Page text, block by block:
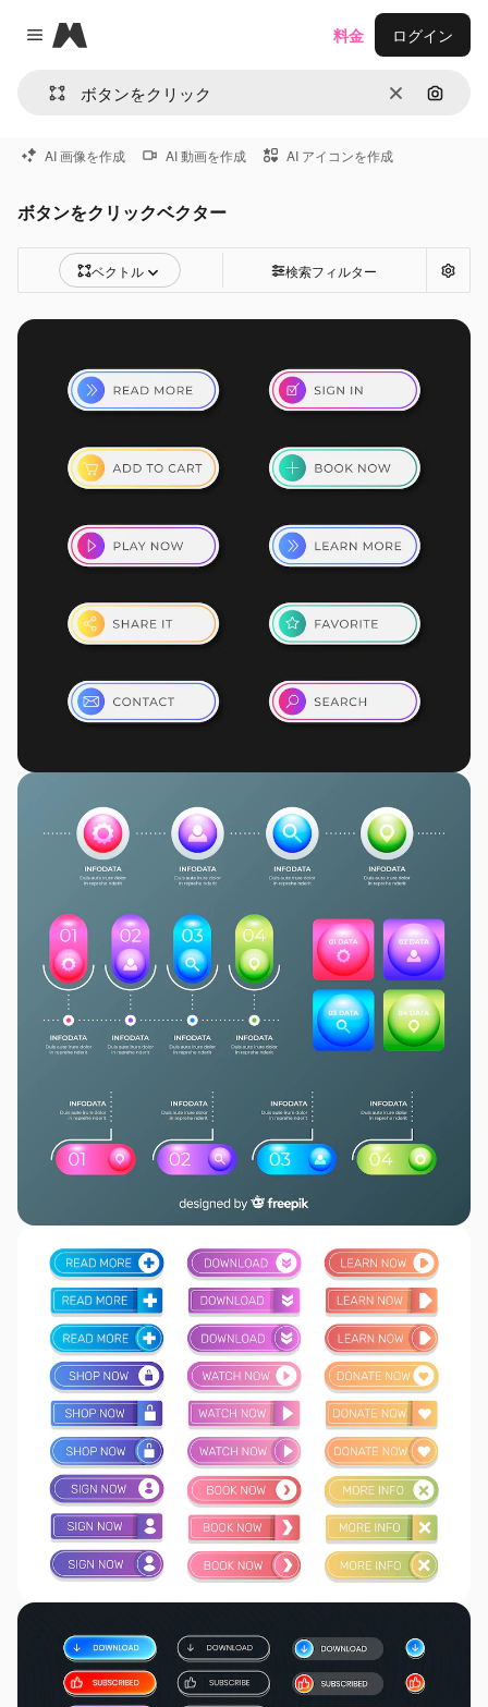
Close menu
Magnific
消去 画像で
料金 ログイン
AI 画像を作成 AI 動画を作成 AI アイコンを作成
ボタンをクリックベクター
ベクトル 検索フィルター